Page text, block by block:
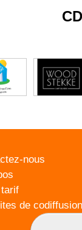
nous
de codiffusion